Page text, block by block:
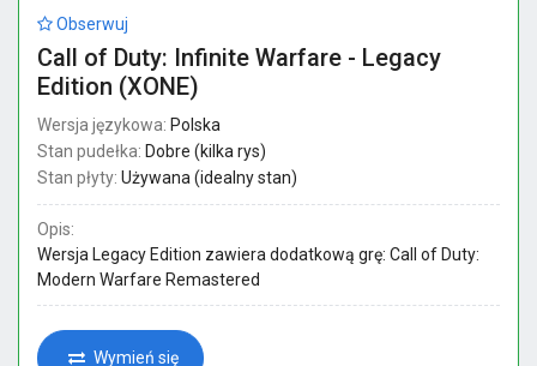
Obserwuj
Call of Duty: Infinite Warfare - Legacy
Edition (XONE)
Wersja językowa: Polska
Stan pudełka: Dobre (kilka rys)
Stan płyty: Używana (idealny stan)
Opis:
Wersja Legacy Edition zawiera dodatkową grę: Call of Duty:
Modern Warfare Remastered
Wymień się